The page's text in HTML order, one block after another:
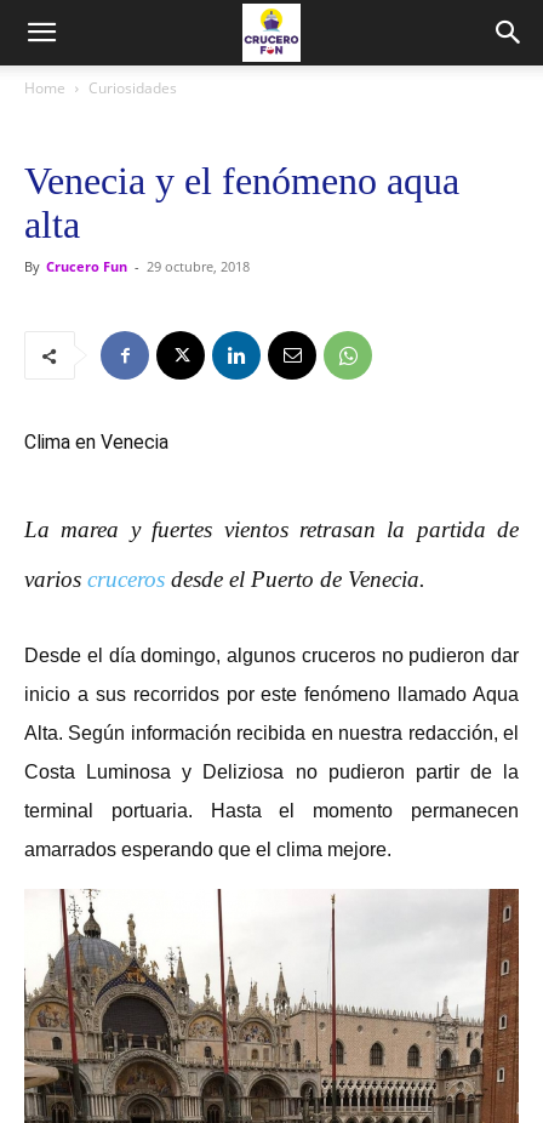
Home Curiosidades
Venecia y el fenómeno aqua
alta
By Crucero Fun - 29 octubre, 2018
Clima en Venecia
La marea y fuertes vientos retrasan la partida de
varios cruceros desde el Puerto de Venecia.
Desde el día domingo, algunos cruceros no pudieron dar
inicio a sus recorridos por este fenómeno llamado Aqua
Alta. Según información recibida en nuestra redacción, el
Costa Luminosa y Deliziosa no pudieron partir de la
terminal portuaria. Hasta el momento permanecen
amarrados esperando que el clima mejore.